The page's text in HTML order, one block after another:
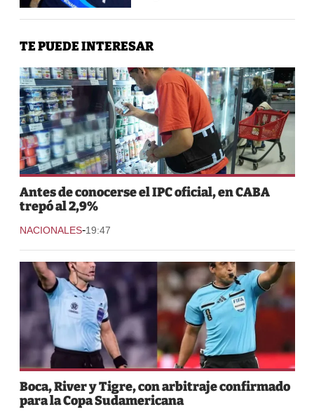
TE PUEDE INTERESAR
Antes de conocerse el IPC oficial, en CABA
trepó al 2,9%
NACIONALES-19:47
Boca, River y Tigre, con arbitraje confirmado
para la Copa Sudamericana